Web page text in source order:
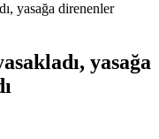
yasağa